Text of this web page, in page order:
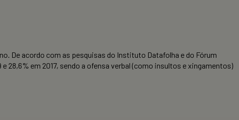
De acordo com as pesquisas do Instituto Datafolha e do Fórum
28,6% em 2017, sendo a ofensa verbal (como insultos e xingamentos)